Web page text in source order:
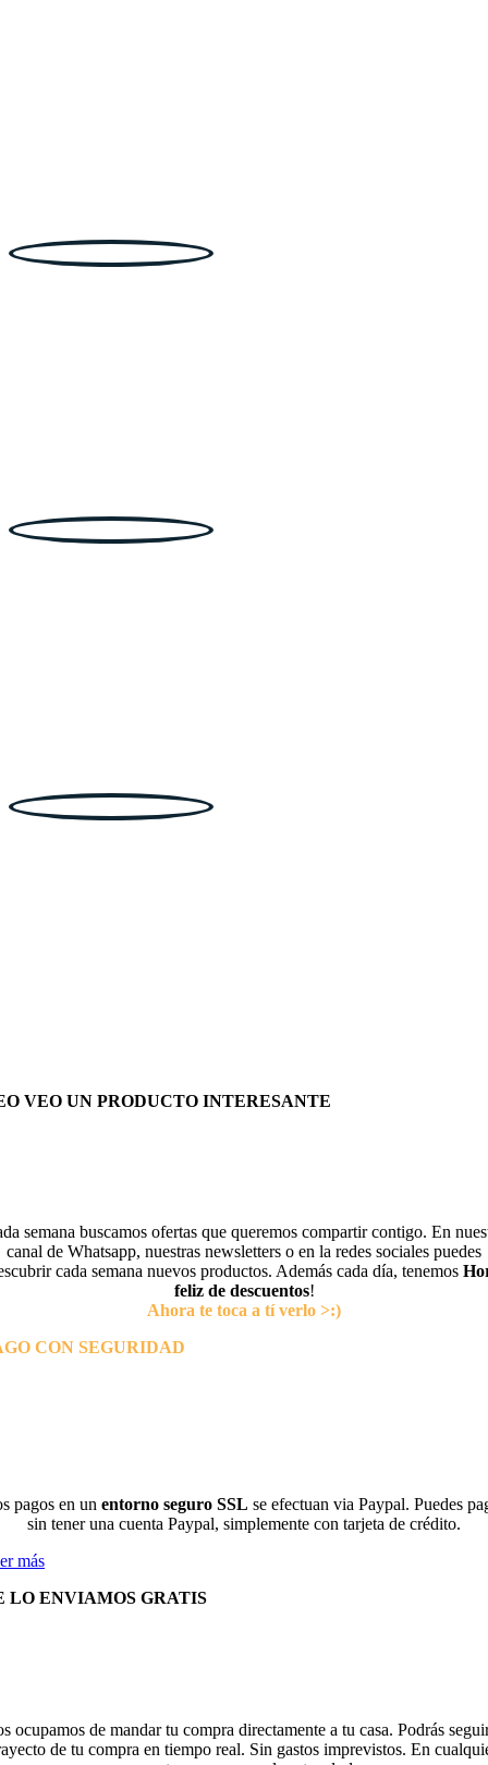
VEO UN PRODUCTO INTERESANTE
semana buscamos ofertas que queremos compartir contigo. En
canal de Whatsapp, nuestras newsletters o en la redes sociales puedes
cada semana nuevos productos. Además cada día, tenemos
feliz de descuentos!
Ahora te toca a tí verlo >:)
CON SEGURIDAD
pagos en un entorno seguro SSL se efectuan via Paypal. Puedes
sin tener una cuenta Paypal, simplemente con tarjeta de crédito.
más
LO ENVIAMOS GRATIS
ocupamos de mandar tu compra directamente a tu casa. Podrás
de tu compra en tiempo real. Sin gastos imprevistos. En